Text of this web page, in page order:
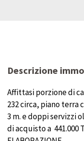
Descrizione
Affittasi porzione di
232 circa, piano terra
3 m. e doppi servizzi
di acquisto a  441.000